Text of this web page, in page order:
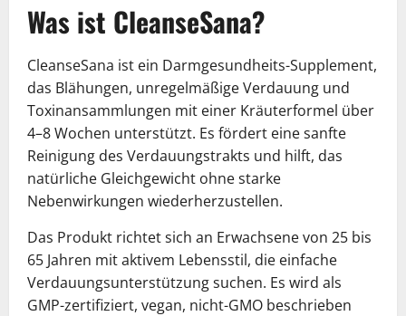
Was ist CleanseSana?
CleanseSana ist ein Darmgesundheits-Supplement,
das Blähungen, unregelmäßige Verdauung und
Toxinansammlungen mit einer Kräuterformel über
4–8 Wochen unterstützt. Es fördert eine sanfte
Reinigung des Verdauungstrakts und hilft, das
natürliche Gleichgewicht ohne starke
Nebenwirkungen wiederherzustellen.
Das Produkt richtet sich an Erwachsene von 25 bis
65 Jahren mit aktivem Lebensstil, die einfache
Verdauungsunterstützung suchen. Es wird als
GMP-zertifiziert, vegan, nicht-GMO beschrieben